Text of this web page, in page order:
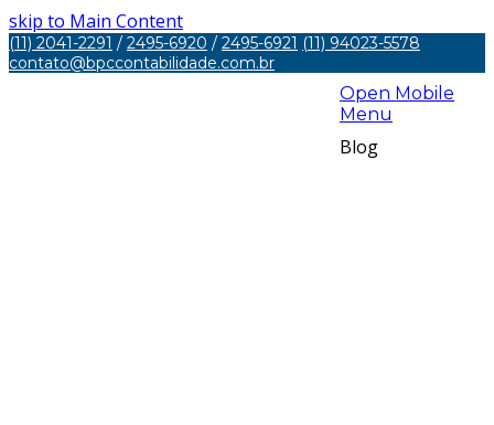
skip to Main Content
(11) 2041-2291 / 2495-6920 / 2495-6921 (11) 94023-5578
contato@bpccontabilidade.com.br
Open Mobile
Menu
Blog